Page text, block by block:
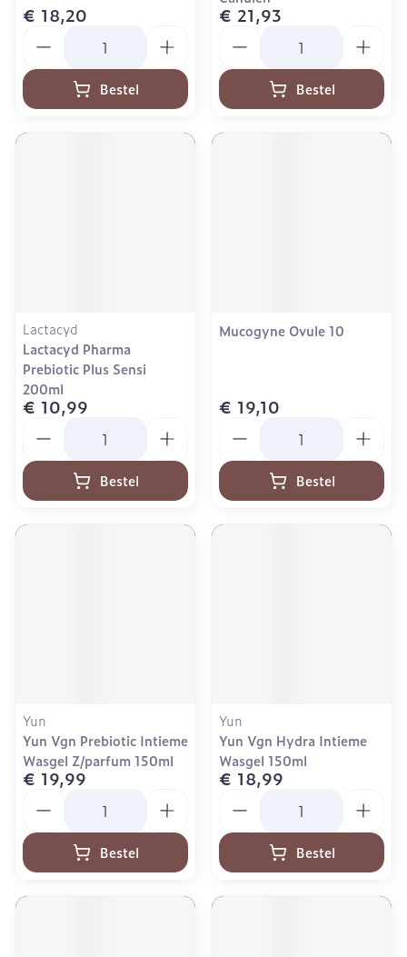
€ 18,20
Bestel
€ 21,93
Bestel
Lactacyd
Lactacyd Pharma
Prebiotic Plus Sensi
200ml
€ 10,99
Bestel
Mucogyne Ovule 10
€ 19,10
Bestel
Yun
Yun Vgn Prebiotic Intieme
Wasgel Z/parfum 150ml
€ 19,99
Bestel
Yun
Yun Vgn Hydra Intieme
Wasgel 150ml
€ 18,99
Bestel